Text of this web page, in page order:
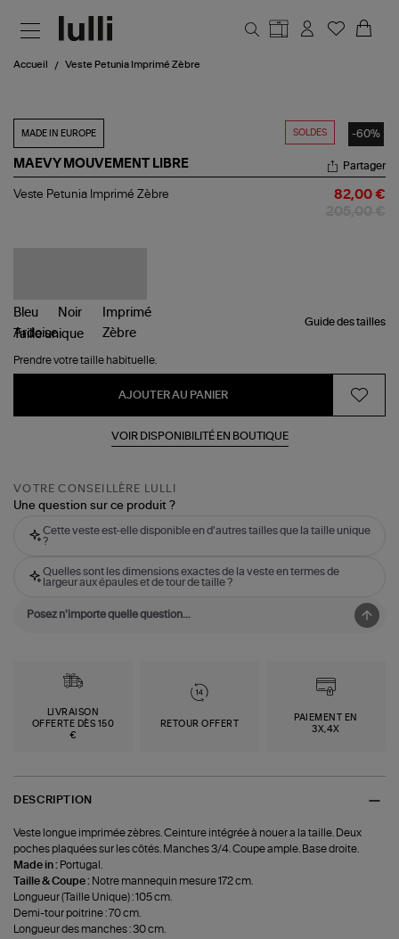
Accueil Veste Petunia Imprimé Zèbre
SOLDES -60%
MADE IN EUROPE
MAEVY MOUVEMENT LIBRE
Veste
Partager
Veste Petunia Imprimé Zèbre 82,00 €
Guide des tailles
Tailleunique
Prendre votre taille habituelle.
AJOUTER AU PANIER
VOIR DISPONIBILITÉ EN BOUTIQUE
VOTRE CONSEILLÈRE LULLI
Une question sur ce produit ?
Cette veste est-elle disponible en d'autres tailles que la taille unique
?
Quelles sont les dimensions exactes de la veste en termes de
largeur aux épaules et de tour de taille ?
LIVRAISON
OFFERTE DÈS 150
€
RETOUR OFFERT
PAIEMENT EN
3X,4X
DESCRIPTION
Veste longue imprimée zèbres. Ceinture intégrée à nouer a la taille. Deux
poches plaquées sur les côtés. Manches 3/4. Coupe ample. Base droite.
Made in : Portugal.
Taille & Coupe : Notre mannequin mesure 172 cm.
Longueur (Taille Unique) : 105 cm.
Demi-tour poitrine : 70 cm.
Longueur des manches : 30 cm.